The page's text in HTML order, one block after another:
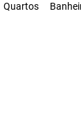
Quartos